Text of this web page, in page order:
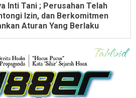
Inti Tani ; Perusahan Telah
Izin, dan Berkomitmen
Aturan Yang Berlaku